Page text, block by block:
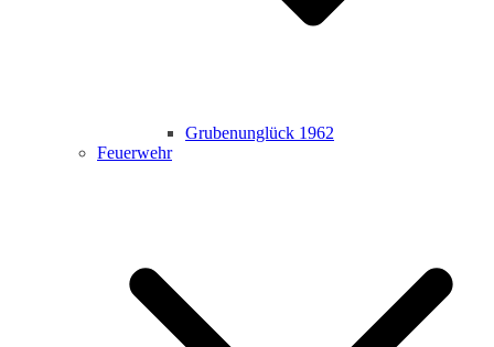
Grubenunglück 1962
Feuerwehr